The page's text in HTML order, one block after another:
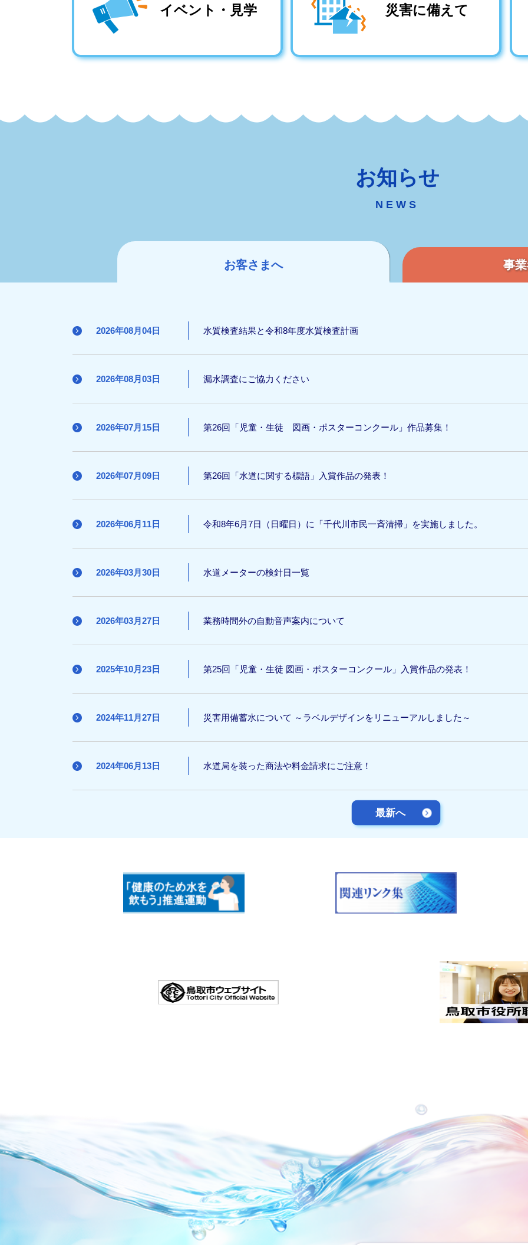
イベント・見学 災害に備えて
お知らせ
お客さまへ 事
最新へ
2026年08月04日 水質検査結果と令和8年度水質検査計画
2026年08月03日 漏水調査にご協力ください
2026年07月15日 第26回「児童・生徒 図画・ポスターコンクール」作品募集！
2026年07月09日 第26回「水道に関する標語」入賞作品の発表！
2026年06月11日 令和8年6月7日（日曜日）に「千代川市民一斉清掃」を実施しました。
2026年03月30日 水道メーターの検針日一覧
2026年03月27日 業務時間外の自動音声案内について
2025年10月23日 第25回「児童・生徒 図画・ポスターコンクール」入賞作品の発表！
2024年11月27日 災害用備蓄水について ～ラベルデザインをリニューアルしました～
2024年06月13日 水道局を装った商法や料金請求にご注意！